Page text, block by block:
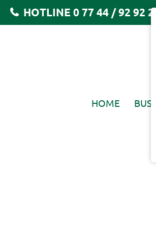
HOTLINE 0 77 44 / 92 92
HOME